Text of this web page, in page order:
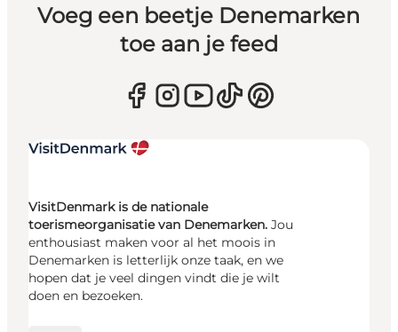
Voeg een beetje Denemarken
toe aan je feed
VisitDenmark is de nationale
toerismeorganisatie van Denemarken. Jou
enthousiast maken voor al het moois in
Denemarken is letterlijk onze taak, en we
hopen dat je veel dingen vindt die je wilt
doen en bezoeken.